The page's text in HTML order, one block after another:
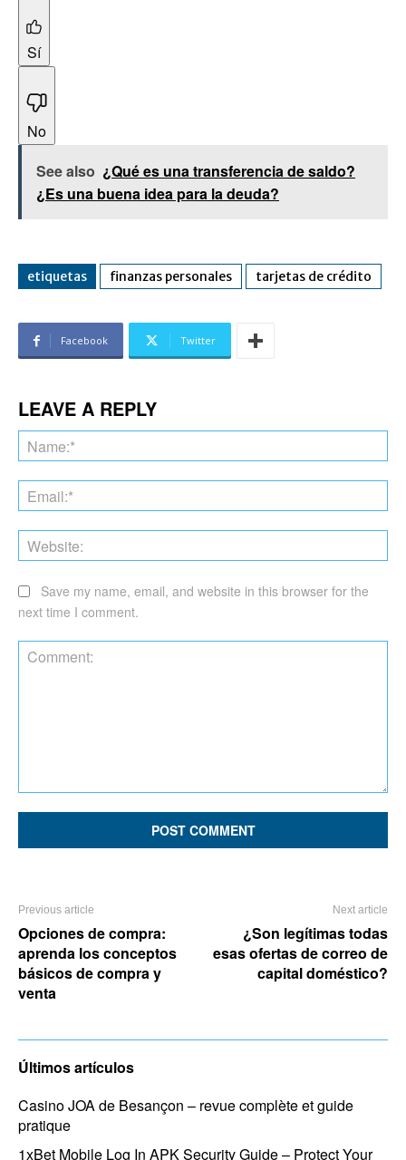
Sí
No
See also ¿Qué es una transferencia de saldo?
¿Es una buena idea para la deuda?
etiquetas finanzas personales tarjetas de crédito
Facebook Twitter
LEAVE A REPLY
Save my name, email, and website in this browser for the
next time I comment.
Previous article
Opciones de compra:
aprenda los conceptos
básicos de compra y
venta
Next article
¿Son legítimas todas
esas ofertas de correo de
capital doméstico?
Últimos artículos
Casino JOA de Besançon – revue complète et guide
pratique
1xBet Mobile Log In APK Security Guide – Protect Your